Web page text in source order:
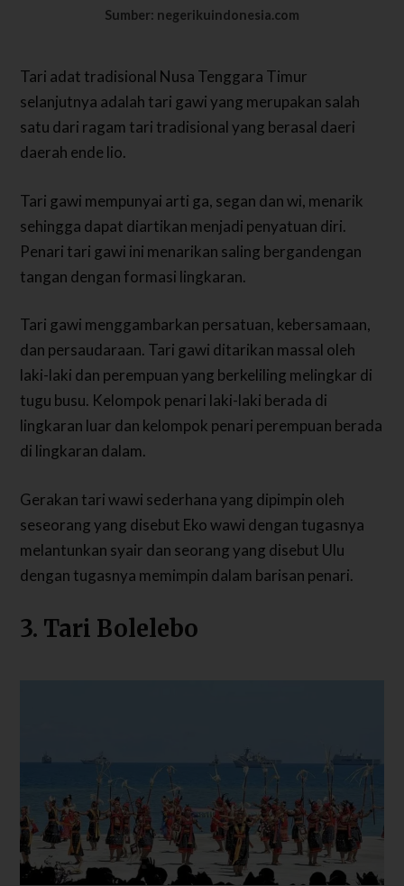
Sumber: negerikuindonesia.com
Tari adat tradisional Nusa Tenggara Timur
selanjutnya adalah tari gawi yang merupakan salah
satu dari ragam tari tradisional yang berasal daeri
daerah ende lio.
Tari gawi mempunyai arti ga, segan dan wi, menarik
sehingga dapat diartikan menjadi penyatuan diri.
Penari tari gawi ini menarikan saling bergandengan
tangan dengan formasi lingkaran.
Tari gawi menggambarkan persatuan, kebersamaan,
dan persaudaraan. Tari gawi ditarikan massal oleh
laki-laki dan perempuan yang berkeliling melingkar di
tugu busu. Kelompok penari laki-laki berada di
lingkaran luar dan kelompok penari perempuan berada
di lingkaran dalam.
Gerakan tari wawi sederhana yang dipimpin oleh
seseorang yang disebut Eko wawi dengan tugasnya
melantunkan syair dan seorang yang disebut Ulu
dengan tugasnya memimpin dalam barisan penari.
3. Tari Bolelebo